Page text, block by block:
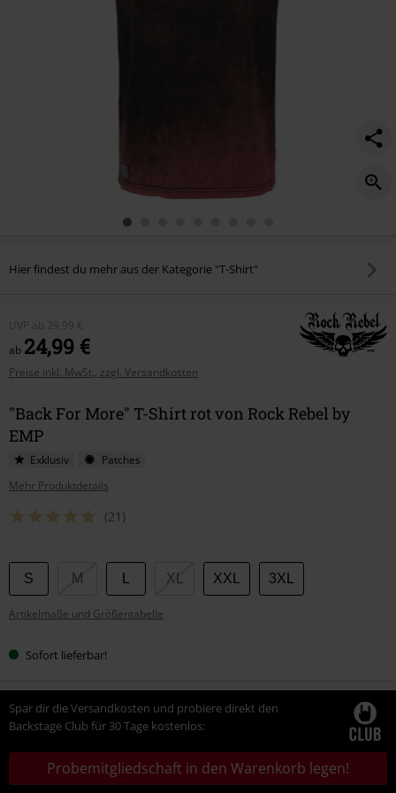
Hier findest du mehr aus der Kategorie "T-Shirt"
UVP ab 29,99 €
ab 24,99 €
Preise inkl. MwSt., zzgl. Versandkosten
"Back For More" T-Shirt rot von Rock Rebel by
EMP
Exklusiv
Patches
Mehr Produktdetails
(21)
Wähle
deine
Größe
S M XL XXL 3XL
Artikelmaße und Größentabelle
Sofort lieferbar!
Spar dir die Versandkosten und probiere direkt den
Backstage Club für 30 Tage kostenlos:
Probemitgliedschaft in den Warenkorb legen!